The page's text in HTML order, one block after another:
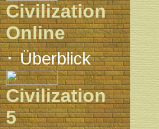
Civilization
Online
·Überblick
Civilization
5